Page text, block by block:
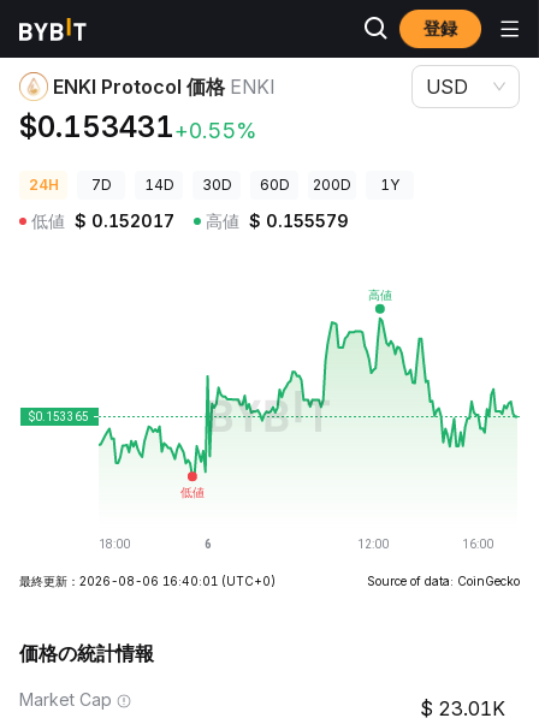
登録
暗号資産価格
ENKI Protocol 価格 ENKI
$0.153431+0.55%
USD
24H 7D 14D 30D 60D 200D 1Y
低値 $ 0.152017 高値 $ 0.155579
最終更新：2026-08-06 16:40:01 (UTC+0) Source of data: CoinGecko
価格の統計情報
Market Cap 23.01K